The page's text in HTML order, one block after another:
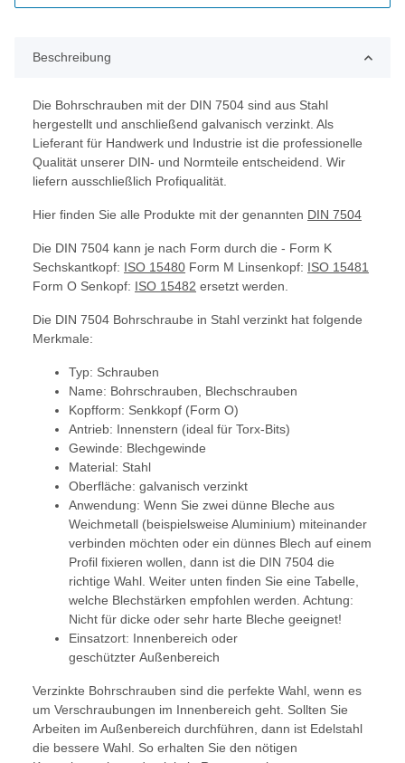
Beschreibung
Die Bohrschrauben mit der DIN 7504 sind aus Stahl
hergestellt und anschließend galvanisch verzinkt. Als
Lieferant für Handwerk und Industrie ist die professionelle
Qualität unserer DIN- und Normteile entscheidend. Wir
liefern ausschließlich Profiqualität.
Hier finden Sie alle Produkte mit der genannten DIN 7504
Die DIN 7504 kann je nach Form durch die - Form K
Sechskantkopf: ISO 15480 Form M Linsenkopf: ISO 15481
Form O Senkopf: ISO 15482 ersetzt werden.
Die DIN 7504 Bohrschraube in Stahl verzinkt hat folgende
Merkmale:
Typ: Schrauben
Name: Bohrschrauben, Blechschrauben
Kopfform: Senkkopf (Form O)
Antrieb: Innenstern (ideal für Torx-Bits)
Gewinde: Blechgewinde
Material: Stahl
Oberfläche: galvanisch verzinkt
Anwendung: Wenn Sie zwei dünne Bleche aus
Weichmetall (beispielsweise Aluminium) miteinander
verbinden möchten oder ein dünnes Blech auf einem
Profil fixieren wollen, dann ist die DIN 7504 die
richtige Wahl. Weiter unten finden Sie eine Tabelle,
welche Blechstärken empfohlen werden. Achtung:
Nicht für dicke oder sehr harte Bleche geeignet!
Einsatzort: Innenbereich oder
geschützter Außenbereich
Verzinkte Bohrschrauben sind die perfekte Wahl, wenn es
um Verschraubungen im Innenbereich geht. Sollten Sie
Arbeiten im Außenbereich durchführen, dann ist Edelstahl
die bessere Wahl. So erhalten Sie den nötigen